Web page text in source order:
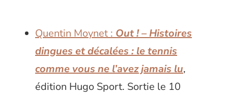
Quentin Moynet : Out ! – Histoires
dingues et décalées : le tennis
comme vous ne l’avez jamais lu,
édition Hugo Sport. Sortie le 10